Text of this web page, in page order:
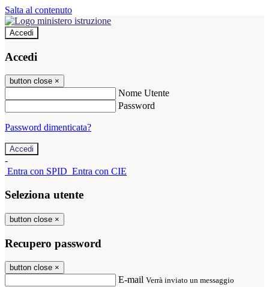
Salta al contenuto
Accedi
Accedi
button close ×
Nome Utente
Password
Password dimenticata?
-
Entra con SPID Entra con CIE
Seleziona utente
button close ×
Recupero password
button close ×
E-mail Verrà inviato un messaggio